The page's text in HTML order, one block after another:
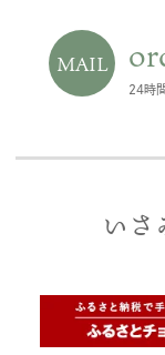
MAIL
24時
い